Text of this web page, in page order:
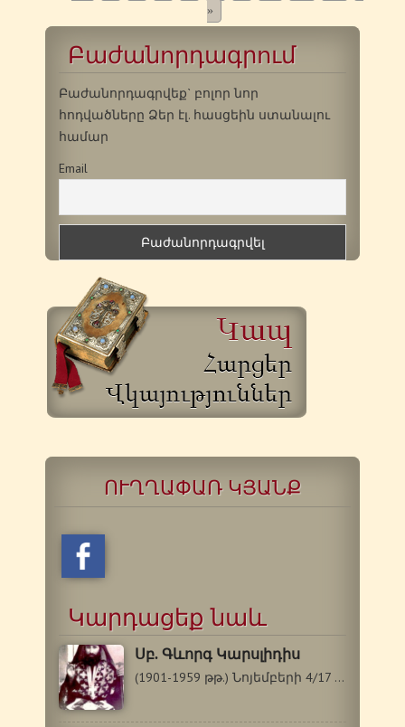
»
Բաժանորդագրում
Բաժանորդագրվեք` բոլոր նոր
հոդվածները Ձեր էլ. հասցեին ստանալու
համար
Email
ՈՒՂՂԱՓԱՌ ԿՅԱՆՔ
Կարդացեք նաև
Սբ. Գևորգ Կարսլիդիս
(1901-1959 թթ.) Նոյեմբերի 4/17 Սբ. Գևորգը`…